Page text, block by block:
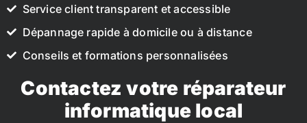
Service client transparent et accessible
Dépannage rapide à domicile ou à distance
Conseils et formations personnalisées
Contactez votre réparateur
informatique local